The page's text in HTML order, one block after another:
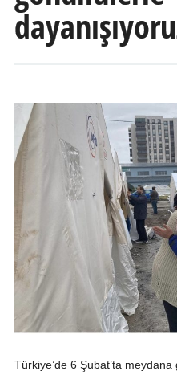
Türkiye’de 6 Şubat’ta